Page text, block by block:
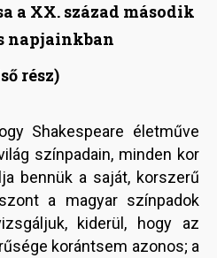
a XX. század második
napjainkban
rész)
Shakespeare életműve
színpadain, minden kor
bennük a saját, korszerű
a magyar színpadok
kiderül, hogy az
korántsem azonos; a